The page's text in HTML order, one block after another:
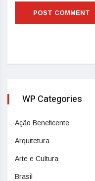
WP Categories
Ação Beneficente
Arquitetura
Arte e Cultura
Brasil